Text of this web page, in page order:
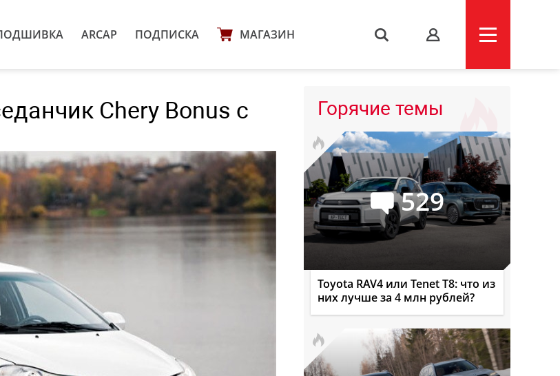
ARCAP ПОДПИСКА МАГАЗИН s
Chery Bonus с Горячие темы
529
Toyota RAV4 или Tenet T8: что из
них лучше за 4 млн рублей?